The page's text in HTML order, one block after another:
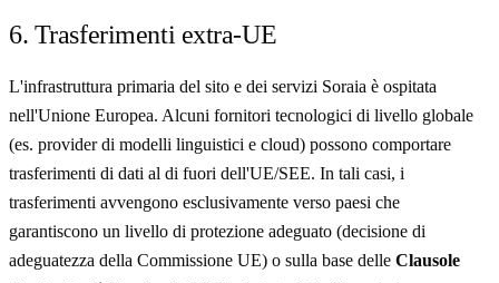
6. Trasferimenti extra-UE
L'infrastruttura primaria del sito e dei servizi Soraia è ospitata
nell'Unione Europea. Alcuni fornitori tecnologici di livello globale
(es. provider di modelli linguistici e cloud) possono comportare
trasferimenti di dati al di fuori dell'UE/SEE. In tali casi, i
trasferimenti avvengono esclusivamente verso paesi che
garantiscono un livello di protezione adeguato (decisione di
adeguatezza della Commissione UE) o sulla base delle Clausole